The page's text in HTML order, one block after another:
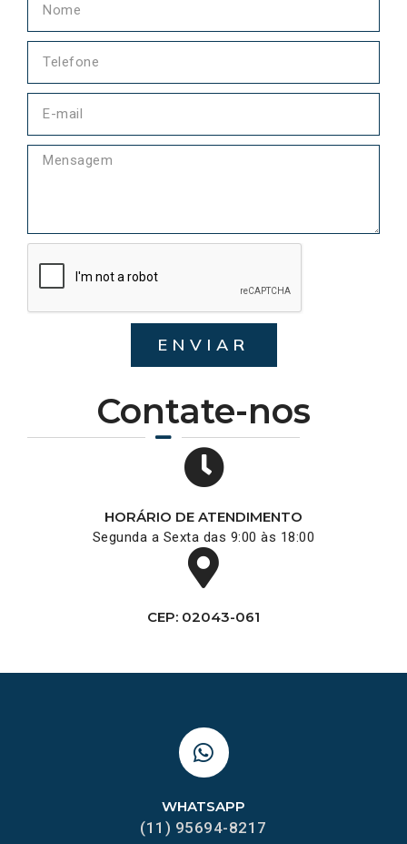
Contate-nos
HORÁRIO DE ATENDIMENTO
Segunda a Sexta das 9:00 às 18:00
CEP: 02043-061
ENVIAR
WHATSAPP
(11) 95694-8217